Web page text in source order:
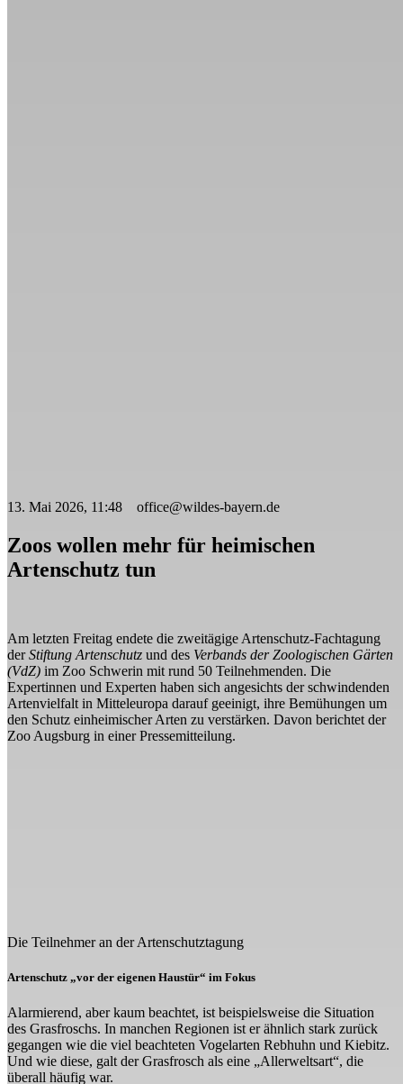
13. Mai 2026, 11:48 office@wildes-bayern.de
Zoos wollen mehr für heimischen
Artenschutz tun
Am letzten Freitag endete die zweitägige Artenschutz-Fachtagung
derStiftung Artenschutz und des Verbands der Zoologischen Gärten
(VdZ) im Zoo Schwerin mit rund 50 Teilnehmenden. Die
Expertinnen und Experten haben sich angesichts der schwindenden
Artenvielfalt in Mitteleuropa darauf geeinigt, ihre Bemühungen um
den Schutz einheimischer Arten zu verstärken. Davon berichtet der
Zoo Augsburg in einer Pressemitteilung.
Die Teilnehmer an der Artenschutztagung
Artenschutz „vor der eigenen Haustür“ im Fokus
Alarmierend, aber kaum beachtet, ist beispielsweise die Situation
des Grasfroschs. In manchen Regionen ist er ähnlich stark zurück
gegangen wie die viel beachteten Vogelarten Rebhuhn und Kiebitz.
Und wie diese, galt der Grasfrosch als eine „Allerweltsart“, die
überall häufig war.